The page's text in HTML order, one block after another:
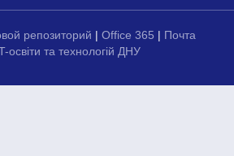
репозиторий | Office 365 | Почта
та технологій ДНУ